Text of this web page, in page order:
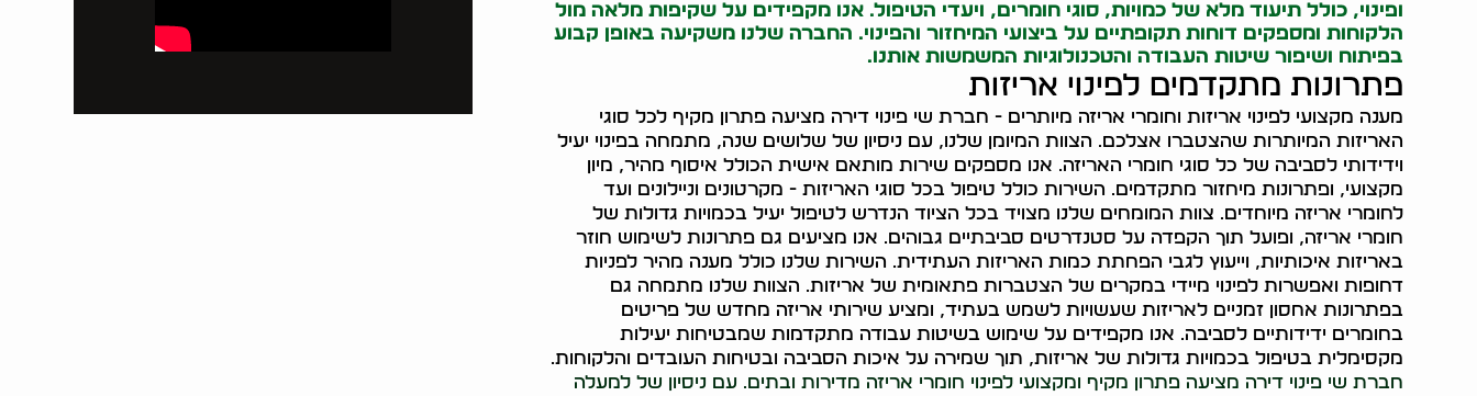
ופינוי, כולל תיעוד מלא של כמויות, סוגי חומרים, ויעדי הטיפול. אנו מקפידים על שקיפות מלאה מול
הלקוחות ומספקים דוחות תקופתיים על ביצועי המיחזור והפינוי. החברה שלנו משקיעה באופן קבוע
בפיתוח ושיפור שיטות העבודה והטכנולוגיות המשמשות אותנו.
פתרונות מתקדמים לפינוי אריזות
מענה מקצועי לפינוי אריזות וחומרי אריזה מיותרים - חברת שי פינוי דירה מציעה פתרון מקיף לכל סוגי
האריזות המיותרות שהצטברו אצלכם. הצוות המיומן שלנו, עם ניסיון של שלושים שנה, מתמחה בפינוי יעיל
וידידותי לסביבה של כל סוגי חומרי האריזה. אנו מספקים שירות מותאם אישית הכולל איסוף מהיר, מיון
מקצועי, ופתרונות מיחזור מתקדמים. השירות כולל טיפול בכל סוגי האריזות - מקרטונים וניילונים ועד
לחומרי אריזה מיוחדים. צוות המומחים שלנו מצויד בכל הציוד הנדרש לטיפול יעיל בכמויות גדולות של
חומרי אריזה, ופועל תוך הקפדה על סטנדרטים סביבתיים גבוהים. אנו מציעים גם פתרונות לשימוש חוזר
באריזות איכותיות, וייעוץ לגבי הפחתת כמות האריזות העתידית. השירות שלנו כולל מענה מהיר לפניות
דחופות ואפשרות לפינוי מיידי במקרים של הצטברות פתאומית של אריזות. הצוות שלנו מתמחה גם
בפתרונות אחסון זמניים לאריזות שעשויות לשמש בעתיד, ומציע שירותי אריזה מחדש של פריטים
בחומרים ידידותיים לסביבה. אנו מקפידים על שימוש בשיטות עבודה מתקדמות שמבטיחות יעילות
מקסימלית בטיפול בכמויות גדולות של אריזות, תוך שמירה על איכות הסביבה ובטיחות העובדים והלקוחות.
חברת שי פינוי דירה מציעה פתרון מקיף ומקצועי לפינוי חומרי אריזה מדירות ובתים. עם ניסיון של למעלה